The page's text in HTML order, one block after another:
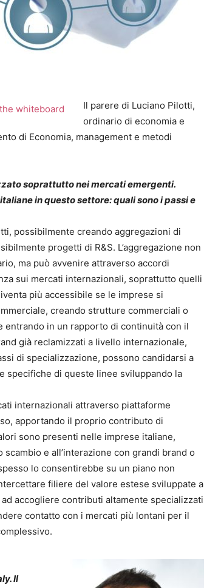
Il parere di Luciano Pilotti,
ordinario di economia e
di Economia, management e metodi
soprattutto nei mercati emergenti.
in questo settore: quali sono i passi e
possibilmente creando aggregazioni di
progetti di R&S. L’aggregazione non
ma può avvenire attraverso accordi
sui mercati internazionali, soprattutto quelli
più accessibile se le imprese si
creando strutture commerciali o
in un rapporto di continuità con il
già reclamizzati a livello internazionale,
di specializzazione, possono candidarsi a
specifiche di queste linee sviluppando la
internazionali attraverso piattaforme
apportando il proprio contributo di
sono presenti nelle imprese italiane,
e all’interazione con grandi brand o
lo consentirebbe su un piano non
filiere del valore estese sviluppate a
accogliere contributi altamente specializzati
contatto con i mercati più lontani per il
Il